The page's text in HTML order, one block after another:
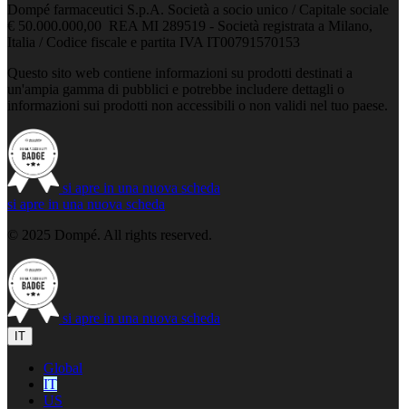
Dompé farmaceutici S.p.A. Società a socio unico / Capitale sociale
€ 50.000.000,00 REA MI 289519 - Società registrata a Milano,
Italia / Codice fiscale e partita IVA IT00791570153
Questo sito web contiene informazioni su prodotti destinati a
un'ampia gamma di pubblici e potrebbe includere dettagli o
informazioni sui prodotti non accessibili o non validi nel tuo paese.
si apre in una nuova scheda
si apre in una nuova scheda
© 2025 Dompé. All rights reserved.
si apre in una nuova scheda
IT
Global
IT
US